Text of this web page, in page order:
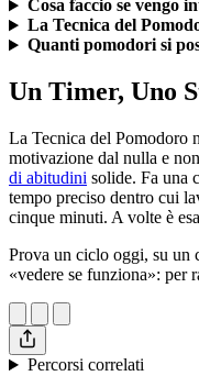
Cosa faccio se vengo
La Tecnica del
Quanti pomodori si
Un Timer, Uno
La Tecnica del Pomodoro
motivazione dal nulla e
di abitudini solide. Fa una
tempo preciso dentro cui
cinque minuti. A volte è
Prova un ciclo oggi, su un
«vedere se funziona»: per
Percorsi correlati